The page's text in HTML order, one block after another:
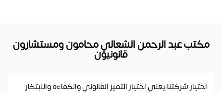
مكتب عبد الرحمن الشعالي محامون ومستشارون
قانونيون
اختيار شركتنا يعني اختيار التميز القانوني والكفاءة والابتكار